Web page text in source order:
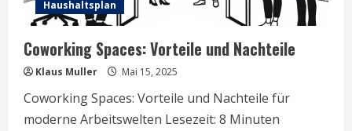
Haushaltsplan
Coworking Spaces: Vorteile und Nachteile
Klaus Muller Mai 15, 2025
Coworking Spaces: Vorteile und Nachteile für
moderne Arbeitswelten Lesezeit: 8 Minuten